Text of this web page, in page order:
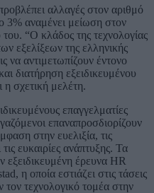
αλλαγές στον αριθμό
3% αναμένει μείωση στον
“Ο κλάδος της τεχνολογίας
εξελίξεων της ελληνικής
να αντιμετωπίζουν έντονο
διατήρηση εξειδικευμένου
σχετική μελέτη.
επαγγελματίες
επαναπροσδιορίζουν
στην ευελιξία, τις
ευκαιρίες ανάπτυξης. Τα
έρευνα HR
η οποία εστιάζει στις τάσεις
τον τεχνολογικό τομέα στην